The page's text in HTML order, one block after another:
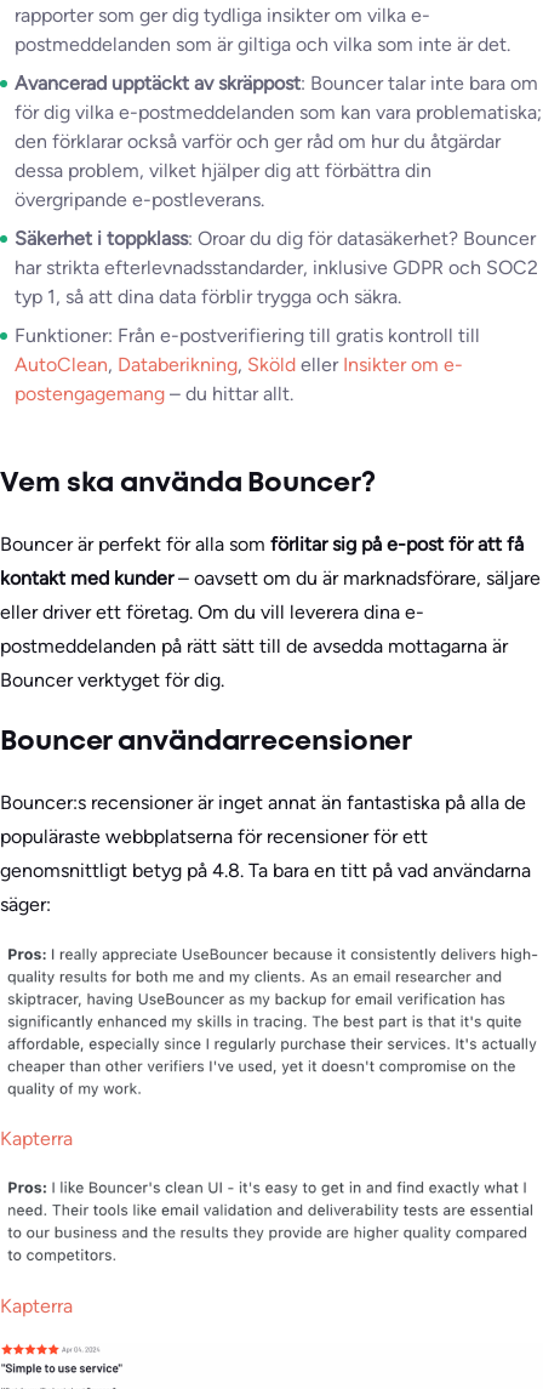
rapporter som ger dig tydliga insikter om vilka e-
postmeddelanden som är giltiga och vilka som inte är det.
Avancerad upptäckt av skräppost: Bouncer talar inte bara om
för dig vilka e-postmeddelanden som kan vara problematiska;
den förklarar också varför och ger råd om hur du åtgärdar
dessa problem, vilket hjälper dig att förbättra din
övergripande e-postleverans.
Säkerhet i toppklass: Oroar du dig för datasäkerhet? Bouncer
har strikta efterlevnadsstandarder, inklusive GDPR och SOC2
typ 1, så att dina data förblir trygga och säkra.
Funktioner: Från e-postverifiering till gratis kontroll till
AutoClean, Databerikning, Sköld eller Insikter om e-
postengagemang – du hittar allt.
Vem ska använda Bouncer?
Bouncer är perfekt för alla som förlitar sig på e-post för att få
kontakt med kunder– oavsett om du är marknadsförare, säljare
eller driver ett företag. Om du vill leverera dina e-
postmeddelanden på rätt sätt till de avsedda mottagarna är
Bouncer verktyget för dig.
Bouncer användarrecensioner
Bouncer:s recensioner är inget annat än fantastiska på alla de
populäraste webbplatserna för recensioner för ett
genomsnittligt betyg på 4.8. Ta bara en titt på vad användarna
säger:
Kapterra
Kapterra